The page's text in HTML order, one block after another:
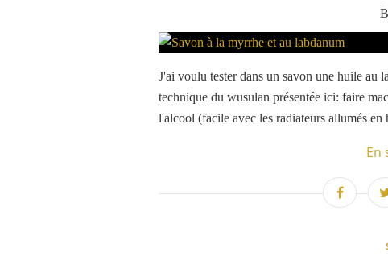
J'ai voulu tester dans un savon une huile au
technique du wusulan présentée ici: faire
l'alcool (facile avec les radiateurs allumés
En